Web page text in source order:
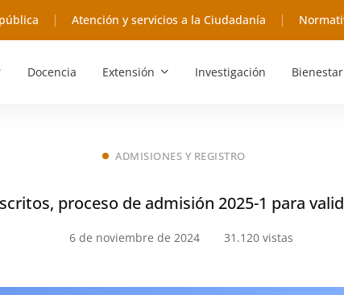
Atención y servicios a la Ciudadanía
Docencia Extensión Investigación
ADMISIONES Y REGISTRO
proceso de admisión 2025-1 para
6 de noviembre de 2024 31.120 vistas